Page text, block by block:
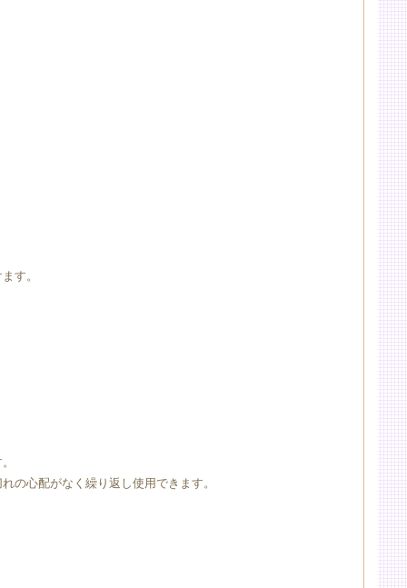
す。
の心配がなく繰り返し使用できます。